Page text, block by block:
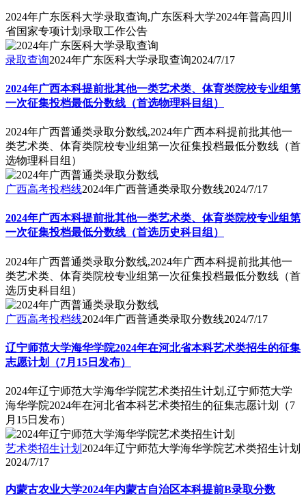
2024年广东医科大学录取查询,广东医科大学2024年普高四川
省国家专项计划录取工作公告
录取查询2024年广东医科大学录取查询2024/7/17
2024年广西本科提前批其他一类艺术类、体育类院校专业组第
一次征集投档最低分数线（首选物理科目组）
2024年广西普通类录取分数线,2024年广西本科提前批其他一
类艺术类、体育类院校专业组第一次征集投档最低分数线（首
选物理科目组）
广西高考投档线2024年广西普通类录取分数线2024/7/17
2024年广西本科提前批其他一类艺术类、体育类院校专业组第
一次征集投档最低分数线（首选历史科目组）
2024年广西普通类录取分数线,2024年广西本科提前批其他一
类艺术类、体育类院校专业组第一次征集投档最低分数线（首
选历史科目组）
广西高考投档线2024年广西普通类录取分数线2024/7/17
辽宁师范大学海华学院2024年在河北省本科艺术类招生的征集
志愿计划（7月15日发布）
2024年辽宁师范大学海华学院艺术类招生计划,辽宁师范大学
海华学院2024年在河北省本科艺术类招生的征集志愿计划（7
月15日发布）
艺术类招生计划 2024年辽宁师范大学海华学院艺术类招生计划
2024/7/17
内蒙古农业大学2024年内蒙古自治区本科提前B录取分数